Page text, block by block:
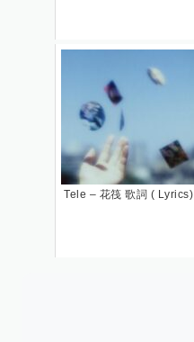
Tele – 花筏 歌詞 ( Lyrics)